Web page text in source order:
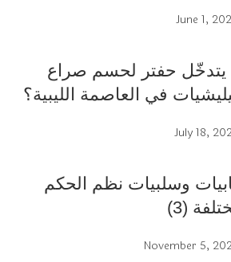
June 1,
حفتر لحسم صراع
في العاصمة الليبية؟
July 18,
وسلبيات نظم الحكم
(3)
November 5,